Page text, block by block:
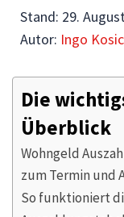
Stand: 29.
Autor: Ingo
Die
Überblick
Wohngeld
zum Termin und
So funktioniert